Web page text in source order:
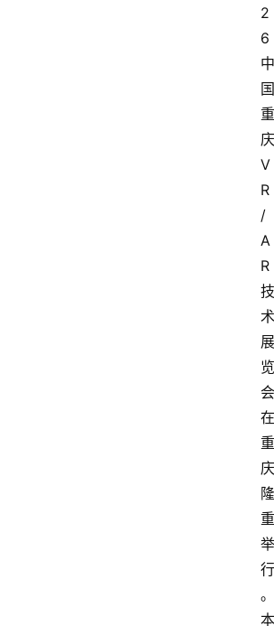
2
6
中
国
重
庆
V
R
/
A
R
技
术
展
览
会
在
重
庆
隆
重
举
行
。
本